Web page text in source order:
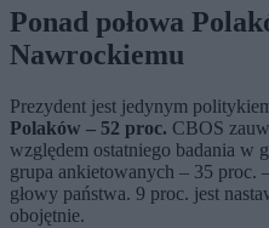
Ponad połowa
Nawrockiemu
Prezydent jest jedynym
Polaków – 52 proc. CBOS
względem ostatniego badania w
grupa ankietowanych – 35 proc.
głowy państwa. 9 proc. jest
obojętnie.